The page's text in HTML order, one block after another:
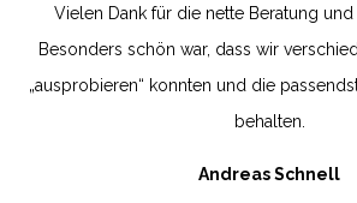
Vielen Dank für die nette Beratung
Besonders schön war, dass wir
„ausprobieren“ konnten und die
behalten.
Andreas Schnell